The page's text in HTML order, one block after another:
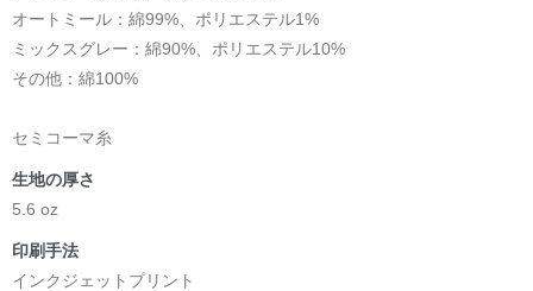
オートミール：綿99%、ポリエステル1%
ミックスグレー：綿90%、ポリエステル10%
その他：綿100%
セミコーマ糸
生地の厚さ
5.6 oz
印刷手法
インクジェットプリント